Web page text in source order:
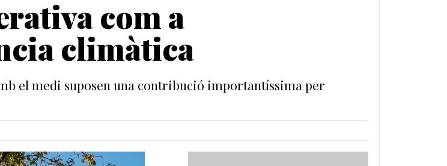
com a
climàtica
el medi suposen una contribució importantíssima per